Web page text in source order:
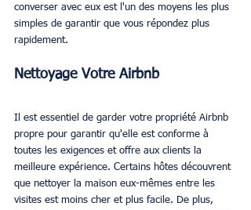
converser avec eux est l'un des moyens les plus
simples de garantir que vous répondez plus
rapidement.
Nettoyage Votre Airbnb
Il est essentiel de garder votre propriété Airbnb
propre pour garantir qu'elle est conforme à
toutes les exigences et offre aux clients la
meilleure expérience. Certains hôtes découvrent
que nettoyer la maison eux-mêmes entre les
visites est moins cher et plus facile. De plus,